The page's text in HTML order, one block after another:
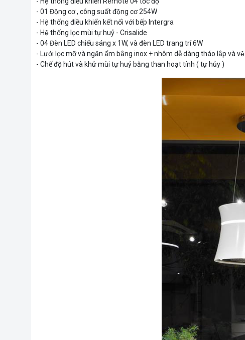
- 01 Động cơ , công suất động cơ 254W
- Hệ thống điều khiển kết nối với bếp Intergra
- Hệ thống lọc mùi tự huỷ - Crisalide
- 04 Đèn LED chiếu sáng x 1W, và đèn LED trang trí 6W
- Lưới lọc mỡ và ngăn ẩm bằng inox + nhôm dễ dàng tháo lắp và
- Chế độ hút và khử mùi tự huỷ bằng than hoạt tính ( tự hủy )